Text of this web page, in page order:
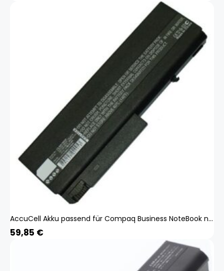
AccuCell Akku passend für Compaq Business NoteBook nc6320 6600mAh
59,85 €